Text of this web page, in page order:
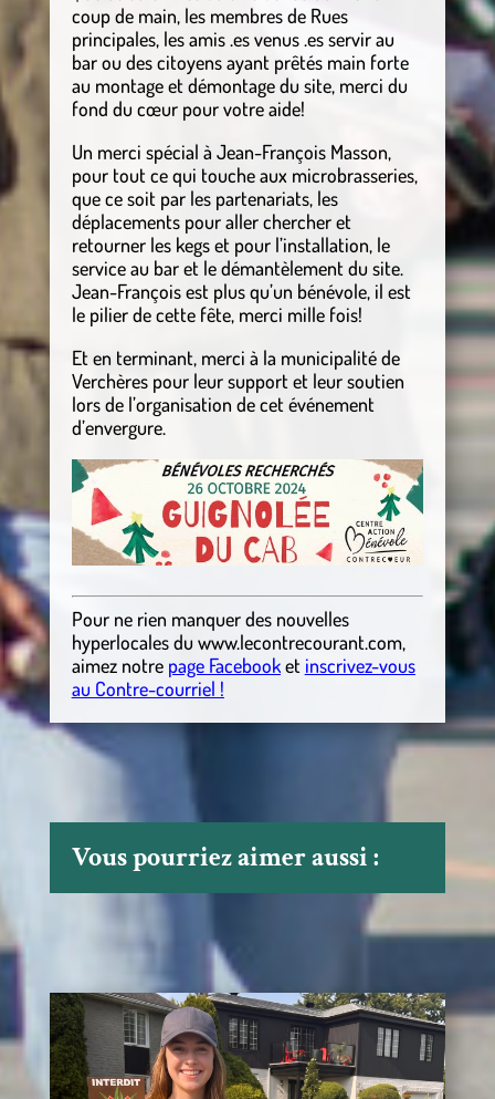
coup de main, les membres de Rues
principales, les amis .es venus .es servir au
bar ou des citoyens ayant prêtés main forte
au montage et démontage du site, merci du
fond du cœur pour votre aide!
Un merci spécial à Jean-François Masson,
pour tout ce qui touche aux microbrasseries,
que ce soit par les partenariats, les
déplacements pour aller chercher et
retourner les kegs et pour l’installation, le
service au bar et le démantèlement du site.
Jean-François est plus qu’un bénévole, il est
le pilier de cette fête, merci mille fois!
Et en terminant, merci à la municipalité de
Verchères pour leur support et leur soutien
lors de l’organisation de cet événement
d’envergure.
Pour ne rien manquer des nouvelles
hyperlocalesdu www.lecontrecourant.com,
aimez notre page Facebooket inscrivez-vous
au Contre-courriel !
Vous pourriez aimer aussi :